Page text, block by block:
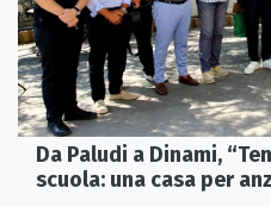
Da Paludi a Dinami,
scuola: una casa per